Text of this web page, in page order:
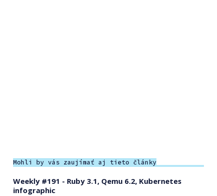
Mohli by vás zaujímať aj tieto články
Weekly #191 - Ruby 3.1, Qemu 6.2, Kubernetes
infographic